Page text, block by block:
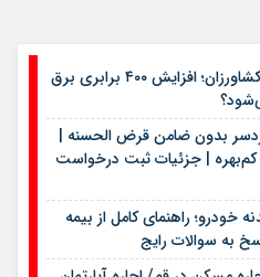
خبر خوب برای کشاورزان؛ افزایش ۴۰۰ برابری برق
بدون ضامن قرض الحسنه |
| جزئیات ثبت درخواست
خودرو؛ راهنمای کامل از بیمه
به سوالات رایج